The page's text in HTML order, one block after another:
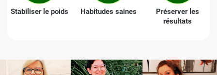
Stabiliser le poids Habitudes saines
Préserver les
résultats